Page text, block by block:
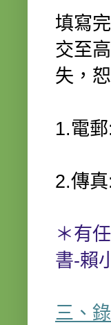
填寫
交至
失，
1.電
2.傳
＊有
書-賴
三、